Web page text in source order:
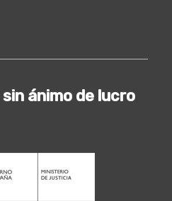
sin ánimo de lucro